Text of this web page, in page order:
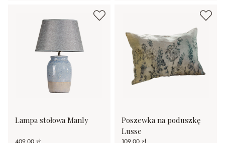
Lampa stołowa Manly
Poszewka na poduszkę
Lusse